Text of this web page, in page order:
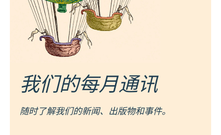
我们的每月通讯
随时了解我们的新闻、出版物和事件。